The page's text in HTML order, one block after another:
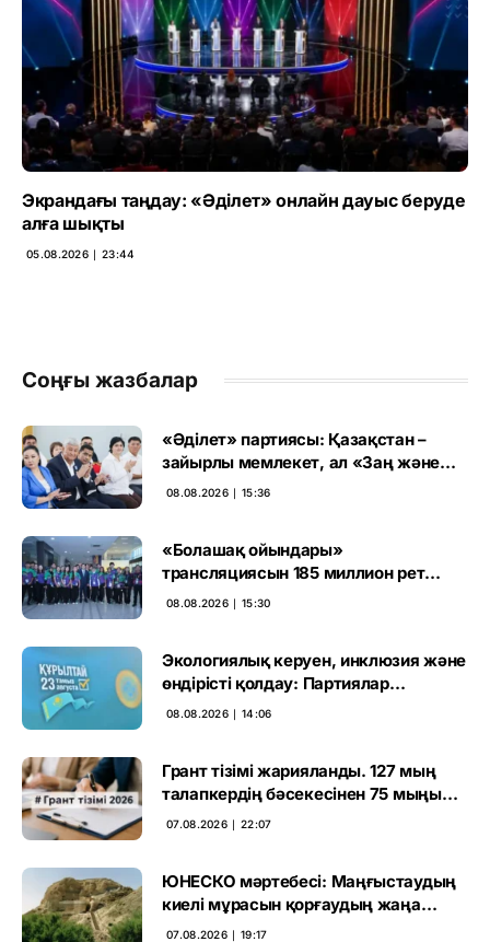
Экрандағы таңдау: «Әділет» онлайн дауыс беруде
алға шықты
05.08.2026 ∣ 23:44
Соңғы жазбалар
«Әділет» партиясы: Қазақстан –
зайырлы мемлекет, ал «Заң және
тәртіп» қағидаты баршаға міндетті
08.08.2026 ∣ 15:36
«Болашақ ойындары»
трансляциясын 185 миллион рет
көрген
08.08.2026 ∣ 15:30
Экологиялық керуен, инклюзия және
өндірісті қолдау: Партиялар
өңірлерде қандай мәселе көтерді
08.08.2026 ∣ 14:06
Грант тізімі жарияланды. 127 мың
талапкердің бәсекесінен 75 мыңы
өтті
07.08.2026 ∣ 22:07
ЮНЕСКО мәртебесі: Маңғыстаудың
киелі мұрасын қорғаудың жаңа
кезеңі басталды
07.08.2026 ∣ 19:17